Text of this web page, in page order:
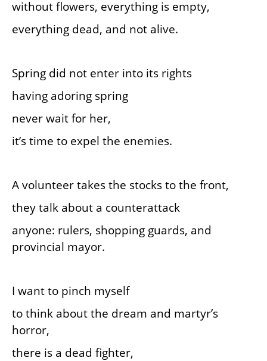
without flowers, everything is empty,
everything dead, and not alive.
Spring did not enter into its rights
having adoring spring
never wait for her,
it’s time to expel the enemies.
A volunteer takes the stocks to the front,
they talk about a counterattack
anyone: rulers, shopping guards, and
provincial mayor.
I want to pinch myself
to think about the dream and martyr’s
horror,
there is a dead fighter,